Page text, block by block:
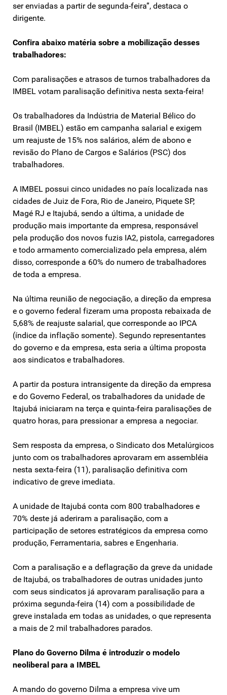
ser enviadas a partir de segunda-feira”, destaca o
dirigente.
Confira abaixo matéria sobre a mobilização desses
trabalhadores:
Com paralisações e atrasos de turnos trabalhadores da
IMBEL votam paralisação definitiva nesta sexta-feira!
Os trabalhadores da Indústria de Material Bélico do
Brasil (IMBEL) estão em campanha salarial e exigem
um reajuste de 15% nos salários, além de abono e
revisão do Plano de Cargos e Salários (PSC) dos
trabalhadores.
A IMBEL possui cinco unidades no país localizada nas
cidades de Juiz de Fora, Rio de Janeiro, Piquete SP,
Magé RJ e Itajubá, sendo a última, a unidade de
produção mais importante da empresa, responsável
pela produção dos novos fuzis IA2, pistola, carregadores
e todo armamento comercializado pela empresa, além
disso, corresponde a 60% do numero de trabalhadores
de toda a empresa.
Na última reunião de negociação, a direção da empresa
e o governo federal fizeram uma proposta rebaixada de
5,68% de reajuste salarial, que corresponde ao IPCA
(índice da inflação somente). Segundo representantes
do governo e da empresa, esta seria a última proposta
aos sindicatos e trabalhadores.
A partir da postura intransigente da direção da empresa
e do Governo Federal, os trabalhadores da unidade de
Itajubá iniciaram na terça e quinta-feira paralisações de
quatro horas, para pressionar a empresa a negociar.
Sem resposta da empresa, o Sindicato dos Metalúrgicos
junto com os trabalhadores aprovaram em assembléia
nesta sexta-feira (11), paralisação definitiva com
indicativo de greve imediata.
A unidade de Itajubá conta com 800 trabalhadores e
70% deste já aderiram a paralisação, com a
participação de setores estratégicos da empresa como
produção, Ferramentaria, sabres e Engenharia.
Com a paralisação e a deflagração da greve da unidade
de Itajubá, os trabalhadores de outras unidades junto
com seus sindicatos já aprovaram paralisação para a
próxima segunda-feira (14) com a possibilidade de
greve instalada em todas as unidades, o que representa
a mais de 2 mil trabalhadores parados.
Plano do Governo Dilma é introduzir o modelo
neoliberal para a IMBEL
A mando do governo Dilma a empresa vive um